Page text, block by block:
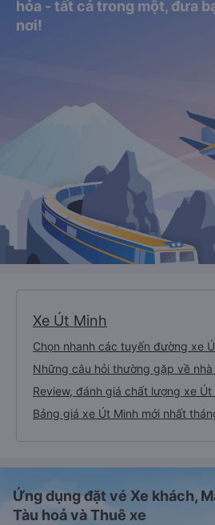
hỏa - tất cả trong một, đưa
nơi!
Xe Út Minh
Chọn nhanh các tuyến đường xe
Những câu hỏi thường gặp về nhà
Review, đánh giá chất lượng xe Út
Bảng giá xe Út Minh mới nhất
Ứng dụng đặt vé Xe khách,
Tàu hoả và Thuê xe